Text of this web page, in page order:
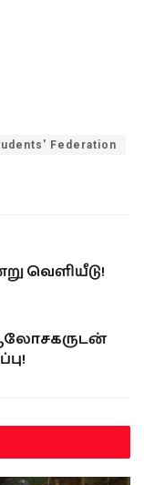
Federation
வெளியீடு!